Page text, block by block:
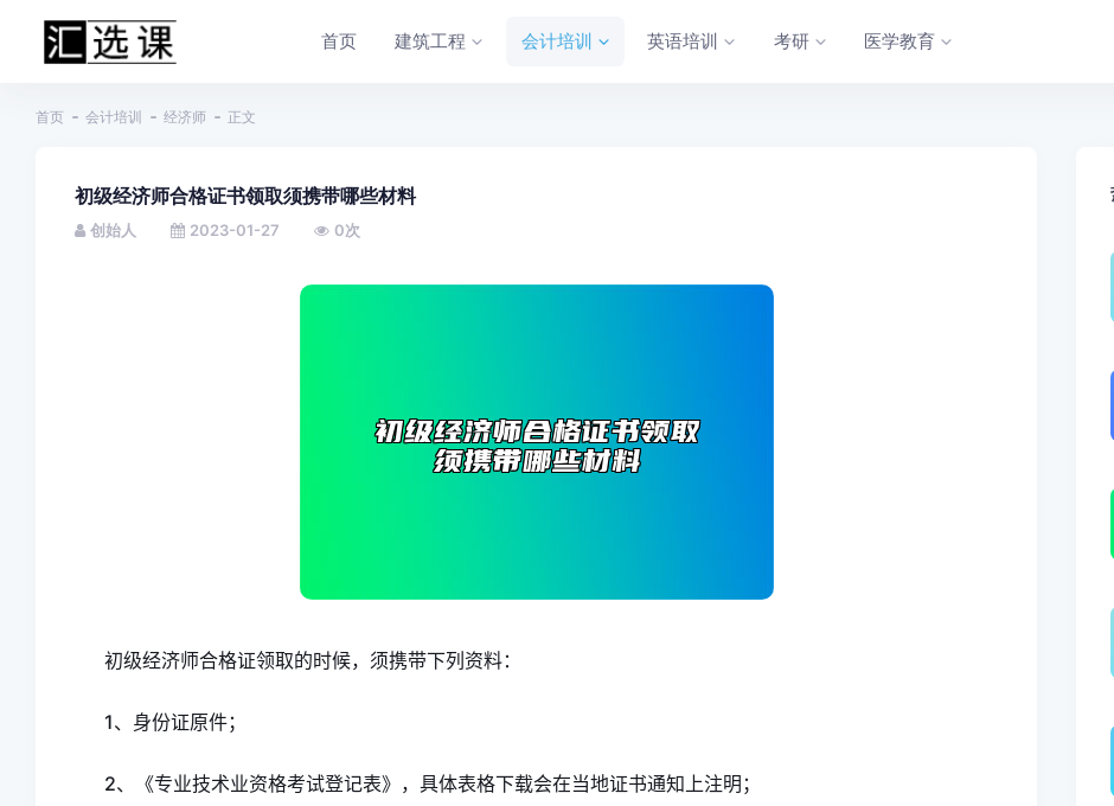
首页 建筑工程 会计培训 英语培训 考研 医学教育
首页 会计培训 经济师 正文
初级经济师合格证书领取须携带哪些材料
创始人 2023-01-27 0次
初级经济师合格证领取的时候，须携带下列资料：
1、身份证原件；
2、《专业技术业资格考试登记表》，具体表格下载会在当地证书通知上注明；